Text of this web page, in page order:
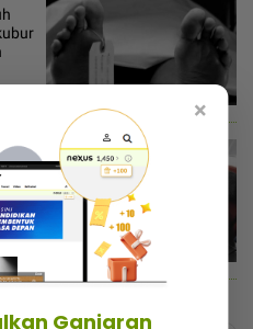
×
Ganjaran